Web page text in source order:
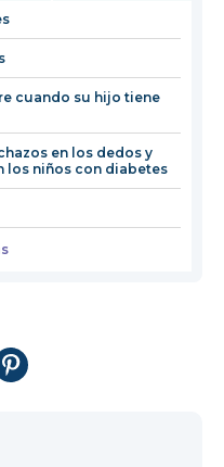
ventana
cuando su hijo tiene
en los dedos y
los niños con diabetes
Compartir